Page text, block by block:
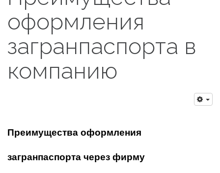
оформления
загранпаспорта в
компанию
Преимущества оформления
загранпаспорта через фирму